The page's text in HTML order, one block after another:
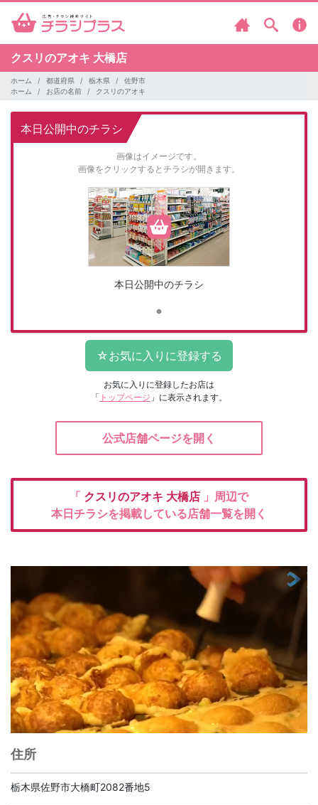
クスリのアオキ 大橋店
ホーム 都道府県 栃木県
佐野市
ホーム
お店の名前 クスリのアオキ
本日公開中のチラシ
画像はイメージです。
画像をクリックするとチラシが開きます。
本日公開中のチラシ
お気に入りに登録したお店は
「 トップページ 」に表示されます。
公式店舗ページを開く
「 クスリのアオキ 大橋店 」周辺で
本日チラシを掲載している店舗一覧を開く
住所
栃木県佐野市大橋町2082番地5